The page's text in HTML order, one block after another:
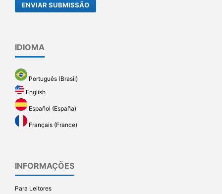
ENVIAR SUBMISSÃO
IDIOMA
Português (Brasil)
English
Español (España)
Français (France)
INFORMAÇÕES
Para Leitores